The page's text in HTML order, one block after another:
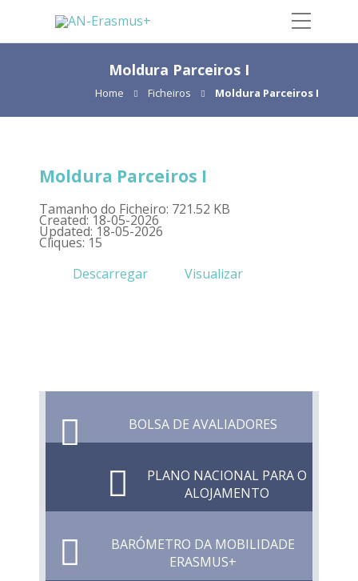
Moldura Parceiros I
Home Ficheiros Moldura Parceiros I
Moldura Parceiros I
Tamanho do Ficheiro: 721.52 KB
Created: 18-05-2026
Updated: 18-05-2026
Cliques: 15
Descarregar
Visualizar
BOLSA DE AVALIADORES
PLANO NACIONAL PARA O
ALOJAMENTO
BARÓMETRO DA MOBILIDADE
ERASMUS+